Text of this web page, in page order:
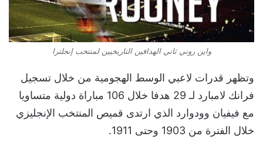
واين روني ثاني الهدافين التاريخيين لمنتخب إنجلترا
وتظهر قدرات لاعبي الوسط الهجومية من خلال تسجيل
فرانك لامبارد لـ 29 هدفا خلال 106 مباراة دولية متساويا
مع فيفيان وودوارد الذي ارتدى قميص المنتخب الإنجليزي
خلال الفترة من 1903 وحتى 1911.